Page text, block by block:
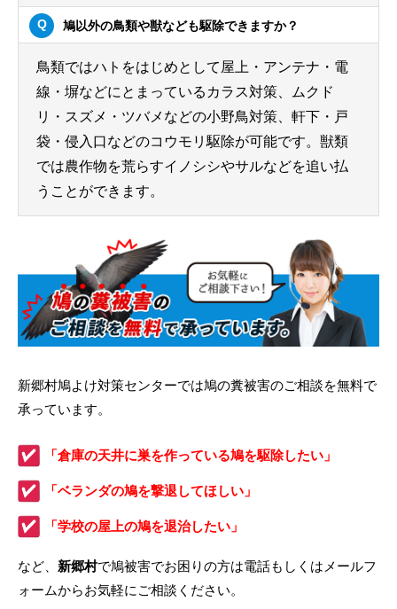
鳩以外の鳥類や獣なども駆除できますか？
鳥類ではハトをはじめとして屋上・アンテナ・電
線・塀などにとまっているカラス対策、ムクド
リ・スズメ・ツバメなどの小野鳥対策、軒下・戸
袋・侵入口などのコウモリ駆除が可能です。獣類
では農作物を荒らすイノシシやサルなどを追い払
うことができます。
新郷村鳩よけ対策センターでは鳩の糞被害のご相談を無料で
承っています。
「倉庫の天井に巣を作っている鳩を駆除したい」
「ベランダの鳩を撃退してほしい」
「学校の屋上の鳩を退治したい」
など、 新郷村で鳩被害でお困りの方は電話もしくはメールフ
ォームからお気軽にご相談ください。